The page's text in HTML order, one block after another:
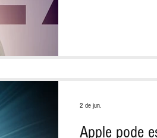
Apple pode
2 de jun.